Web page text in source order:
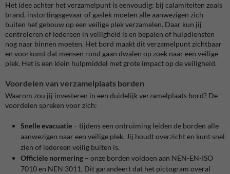
Het idee achter het verzamelpunt is eenvoudig: bij calamiteiten zoals
brand, instortingsgevaar of gaslek moeten alle aanwezigen zich
buiten het gebouw op een veilige plek verzamelen. Daar kun jij
controleren of iedereen in veiligheid is en bepalen of hulpdiensten
nog naar binnen moeten. Het bord maakt dit verzamelpunt zichtbaar
en voorkomt dat mensen rond gaan dwalen op zoek naar een veilige
plek. Het is een klein hulpmiddel met grote impact op de veiligheid.
Voordelen van verzamelplaats borden
Waarom zou jij investeren in een duidelijk verzamelplaats bord? De
voordelen spreken voor zich:
Snelle evacuatie – tijdens een ontruiming leiden de borden alle
aanwezigen naar een veilige plek. Jij houdt overzicht en kunt snel
zien of iedereen veilig buiten is.
Officiële normering – onze borden voldoen aan NEN-EN-ISO
7010 en NEN 3011. Dit garandeert dat het pictogram overal